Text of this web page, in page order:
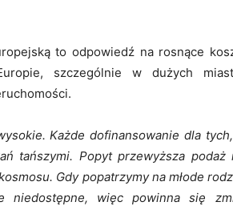
to odpowiedź na rosnące
szczególnie w dużych
Każde dofinansowanie dla
tańszymi. Popyt przewyższa
Gdy popatrzymy na młode
niedostępne, więc powinna się